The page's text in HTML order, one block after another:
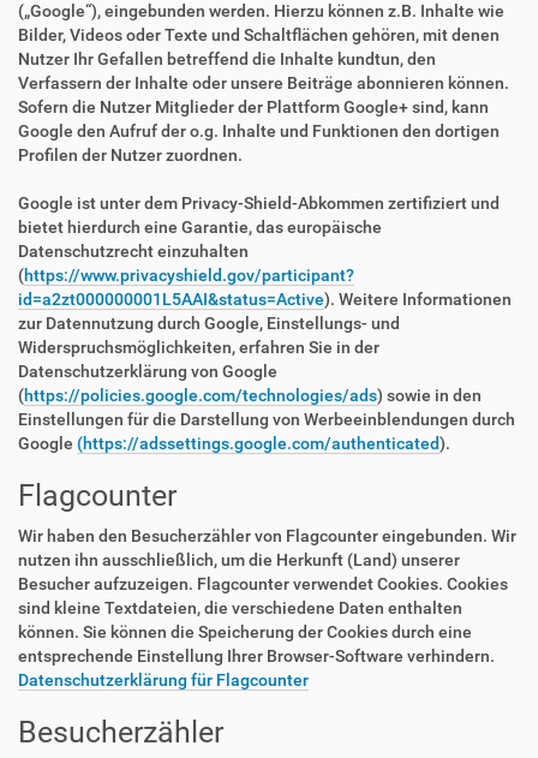
(„Google“), eingebunden werden. Hierzu können z.B. Inhalte wie
Bilder, Videos oder Texte und Schaltflächen gehören, mit denen
Nutzer Ihr Gefallen betreffend die Inhalte kundtun, den
Verfassern der Inhalte oder unsere Beiträge abonnieren können.
Sofern die Nutzer Mitglieder der Plattform Google+ sind, kann
Google den Aufruf der o.g. Inhalte und Funktionen den dortigen
Profilen der Nutzer zuordnen.
Google ist unter dem Privacy-Shield-Abkommen zertifiziert und
bietet hierdurch eine Garantie, das europäische
Datenschutzrecht einzuhalten
(https://www.privacyshield.gov/participant?
id=a2zt000000001L5AAI&status=Active). Weitere Informationen
zur Datennutzung durch Google, Einstellungs- und
Widerspruchsmöglichkeiten, erfahren Sie in der
Datenschutzerklärung von Google
(https://policies.google.com/technologies/ads) sowie in den
Einstellungen für die Darstellung von Werbeeinblendungen durch
Google (https://adssettings.google.com/authenticated).
Flagcounter
Wir haben den Besucherzähler von Flagcounter eingebunden. Wir
nutzen ihn ausschließlich, um die Herkunft (Land) unserer
Besucher aufzuzeigen. Flagcounter verwendet Cookies. Cookies
sind kleine Textdateien, die verschiedene Daten enthalten
können. Sie können die Speicherung der Cookies durch eine
entsprechende Einstellung Ihrer Browser-Software verhindern.
Datenschutzerklärung für Flagcounter
Besucherzähler